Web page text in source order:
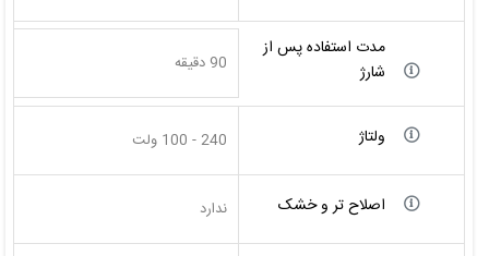
مدت استفاده پس از
شارژ
90 دقیقه
ولتاژ 240 - 100 ولت
اصلاح تر و خشک ندارد